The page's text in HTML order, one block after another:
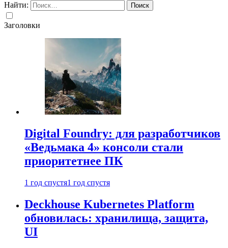
Найти:
Заголовки
Digital Foundry: для разработчиков
«Ведьмака 4» консоли стали
приоритетнее ПК
1 год спустя1 год спустя
Deckhouse Kubernetes Platform
обновилась: хранилища, защита,
UI